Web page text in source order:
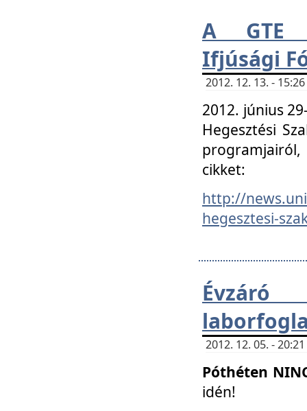
A GTE
Ifjúsági
2012. 12. 13. -
2012. június
Hegesztési
cikket:
http://
hegesztesi-
2012. 12. 05. -
Póthéten
idén!